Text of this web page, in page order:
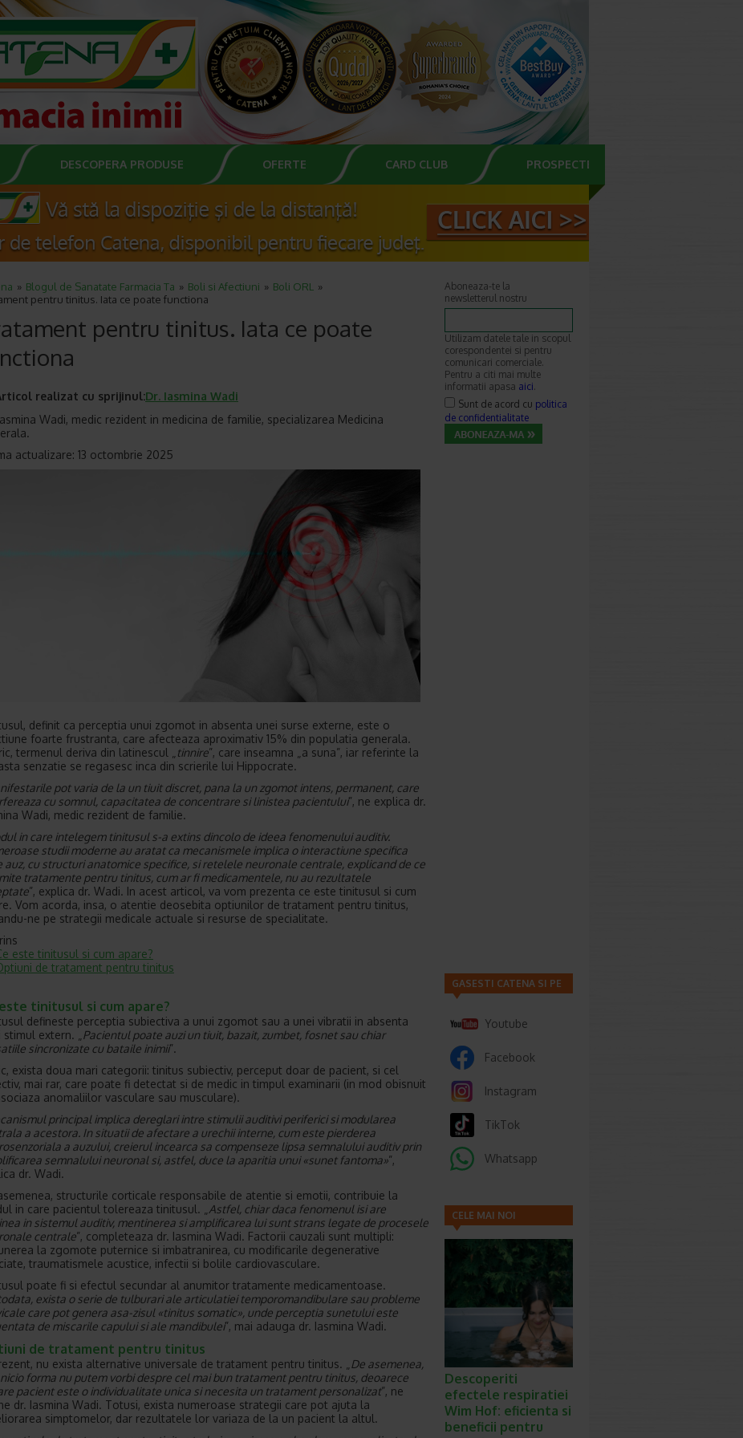
DESCOPERA PRODUSE OFERTE CARD CLUB PROSPECTE
Blogul de Sanatate Farmacia Ta Boli si Afectiuni
Boli ORL
pentru tinitus. Iata ce poate functiona
pentru tinitus. Iata ce poate
realizat cu sprijinul:Dr. Iasmina Wadi
Wadi, medic rezident in medicina de familie, specializarea Medicina
actualizare: 13 octombrie 2025
definit ca perceptia unui zgomot in absenta unei surse externe, este o
foarte frustranta, care afecteaza aproximativ 15% din populatia generala.
termenul deriva din latinescul „
tinnire”, care inseamna „a suna”, iar referinte la
senzatie se regasesc inca din scrierile lui Hippocrate.
pot varia de la un tiuit discret, pana la un zgomot intens, permanent, care
cu somnul, capacitatea de concentrare si linistea pacientului”, ne explica dr.
Wadi, medic rezident de familie.
in care intelegem tinitusul s-a extins dincolo de ideea fenomenului auditiv.
studii moderne au aratat ca mecanismele implica o interactiune specifica
auz, cu structuri anatomice specifice, si retelele neuronale centrale, explicand de ce
tratamente pentru tinitus, cum ar fi medicamentele, nu au rezultatele
”, explica dr. Wadi. In acest articol, va vom prezenta ce este tinitusul si cum
Vom acorda, insa, o atentie deosebita optiunilor de tratament pentru tinitus,
ne pe strategii medicale actuale si resurse de specialitate.
este tinitusul si cum apare?
de tratament pentru tinitus
tinitusul si cum apare?
defineste perceptia subiectiva a unui zgomot sau a unei vibratii in absenta
stimul extern. „ Pacientul poate auzi un tiuit, bazait, zumbet, fosnet sau chiar
sincronizate cu bataile inimii”.
exista doua mari categorii: tinitus subiectiv, perceput doar de pacient, si cel
mai rar, care poate fi detectat si de medic in timpul examinarii (in mod obisnuit
anomaliilor vasculare sau musculare).
principal implica dereglari intre stimulii auditivi periferici si modularea
a acestora. In situatii de afectare a urechii interne, cum este pierderea
a auzului, creierul incearca sa compenseze lipsa semnalului auditiv prin
semnalului neuronal si, astfel, duce la aparitia unui «sunet fantoma»”,
dr. Wadi.
structurile corticale responsabile de atentie si emotii, contribuie la
in care pacientul tolereaza tinitusul. „ Astfel, chiar daca fenomenul isi are
in sistemul auditiv, mentinerea si amplificarea lui sunt strans legate de procesele
centrale”, completeaza dr. Iasmina Wadi. Factorii cauzali sunt multipli:
la zgomote puternice si imbatranirea, cu modificarile degenerative
traumatismele acustice, infectii si bolile cardiovasculare.
poate fi si efectul secundar al anumitor tratamente medicamentoase.
exista o serie de tulburari ale articulatiei temporomandibulare sau probleme
care pot genera asa-zisul «tinitus somatic», unde perceptia sunetului este
de miscarile capului si ale mandibulei”, mai adauga dr. Iasmina Wadi.
de tratament pentru tinitus
nu exista alternative universale de tratament pentru tinitus. „
De asemenea,
forma nu putem vorbi despre cel mai bun tratament pentru tinitus, deoarece
pacient este o individualitate unica si necesita un tratament personalizat”, ne
dr. Iasmina Wadi. Totusi, exista numeroase strategii care pot ajuta la
simptomelor, dar rezultatele lor variaza de la un pacient la altul.
Aboneaza-te la
newsletterul nostru
Utilizam datele tale in scopul
corespondentei si pentru
comunicari comerciale.
Pentru a citi mai multe
informatii apasa aici.
Sunt de acord cu politica
de confidentialitate
GASESTI CATENA SI PE
Youtube
Facebook
Instagram
TikTok
Whatsapp
CELE MAI NOI
Descoperiti
efectele respiratiei
Wim Hof: eficienta si
beneficii pentru